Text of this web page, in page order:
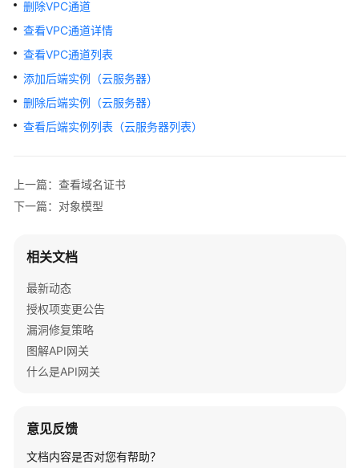
产
品
介
绍
计
明
快
入
用
户
南
实
践
删除VPC通道
查看VPC通道详情
查看VPC通道列表
添加后端实例（云服务器）
删除后端实例（云服务器）
查看后端实例列表（云服务器列表）
上一篇：查看域名证书
下一篇：对象模型
相关文档
最新动态
授权项变更公告
漏洞修复策略
图解API网关
什么是API网关
意见反馈
文档内容是否对您有帮助？